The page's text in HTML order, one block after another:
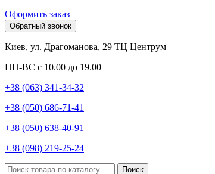
Оформить заказ
Обратный звонок
Киев, ул. Драгоманова, 29 ТЦ Центрум
ПН-ВС с 10.00 до 19.00
+38 (063) 341-34-32
+38 (050) 686-71-41
+38 (050) 638-40-91
+38 (098) 219-25-24
Поиск